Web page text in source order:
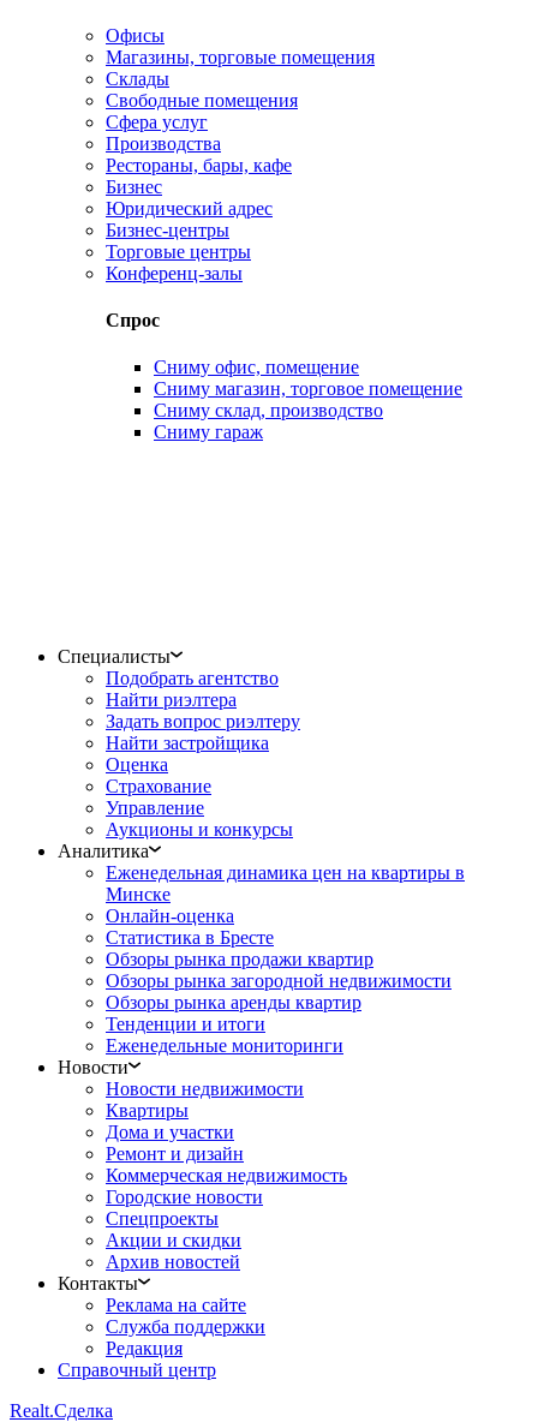
Офисы
Магазины, торговые помещения
Склады
Свободные помещения
Сфера услуг
Производства
Рестораны, бары, кафе
Бизнес
Юридический адрес
Бизнес-центры
Торговые центры
Конференц-залы
Спрос
Сниму офис, помещение
Сниму магазин, торговое помещение
Сниму склад, производство
Сниму гараж
Специалисты
Подобрать агентство
Найти риэлтера
Задать вопрос риэлтеру
Найти застройщика
Оценка
Страхование
Управление
Аукционы и конкурсы
Аналитика
Еженедельная динамика цен на квартиры в
Минске
Онлайн-оценка
Статистика в Бресте
Обзоры рынка продажи квартир
Обзоры рынка загородной недвижимости
Обзоры рынка аренды квартир
Тенденции и итоги
Еженедельные мониторинги
Новости
Новости недвижимости
Квартиры
Дома и участки
Ремонт и дизайн
Коммерческая недвижимость
Городские новости
Спецпроекты
Акции и скидки
Архив новостей
Контакты
Реклама на сайте
Служба поддержки
Редакция
Справочный центр
Realt.Сделка